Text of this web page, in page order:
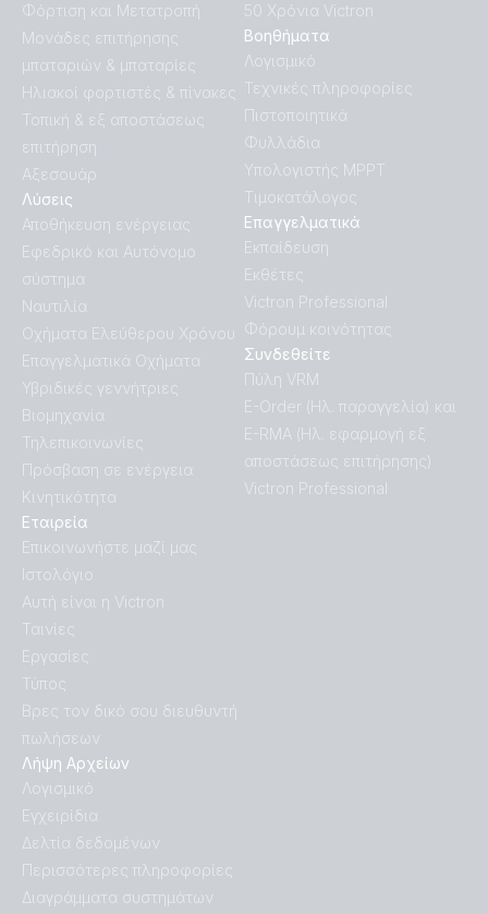
Φόρτιση και Μετατροπή
Μονάδες επιτήρησης
μπαταριών & μπαταρίες
Ηλιακοί φορτιστές & πίνακες
Τοπική & εξ αποστάσεως
επιτήρηση
Αξεσουάρ
50 Χρόνια Victron
Λήψη Αρχείων
Λογισμικό
Εγχειρίδια
Δελτία δεδομένων
Περισσότερες πληροφορίες
Διαγράμματα συστημάτων
Λύσεις
Αποθήκευση ενέργειας
Εφεδρικό και Αυτόνομο
σύστημα
Ναυτιλία
Οχήματα Ελεύθερου Χρόνου
Επαγγελματικά Οχήματα
Υβριδικές γεννήτριες
Βιομηχανία
Τηλεπικοινωνίες
Πρόσβαση σε ενέργεια
Κινητικότητα
Εταιρεία
Επικοινωνήστε μαζί μας
Ιστολόγιο
Αυτή είναι η Victron
Ταινίες
Εργασίες
Τύπος
Βρες τον δικό σου διευθυντή
πωλήσεων
Βοηθήματα
Λογισμικό
Τεχνικές πληροφορίες
Πιστοποιητικά
Φυλλάδια
Υπολογιστής MPPT
Τιμοκατάλογος
Επαγγελματικά
Εκπαίδευση
Εκθέτες
Victron Professional
Φόρουμ κοινότητας
Συνδεθείτε
Πύλη VRM
E-Order (Ηλ. παραγγελία) και
E-RMA (Ηλ. εφαρμογή εξ
αποστάσεως επιτήρησης)
Victron Professional